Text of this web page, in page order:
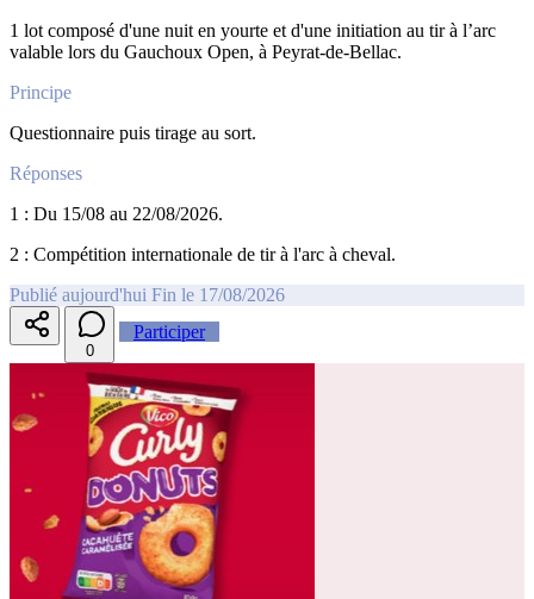
1 lot composé d'une nuit en yourte et d'une initiation au tir à l’arc
valable lors du Gauchoux Open, à Peyrat-de-Bellac.
Principe
Questionnaire puis tirage au sort.
Réponses
1 : Du 15/08 au 22/08/2026.
2 : Compétition internationale de tir à l'arc à cheval.
Publié aujourd'hui Fin le 17/08/2026
0
Participer